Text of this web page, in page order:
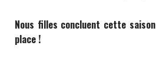
Nous filles concluent cette
place !